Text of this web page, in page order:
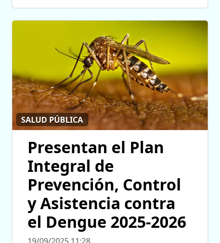
SALUD PÚBLICA
Presentan el Plan
Integral de
Prevención, Control
y Asistencia contra
el Dengue 2025-2026